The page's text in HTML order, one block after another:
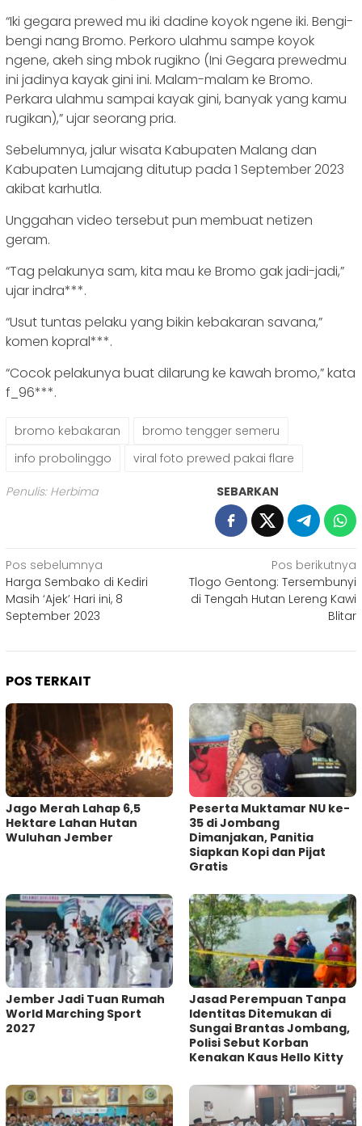
“Iki gegara prewed mu iki dadine koyok ngene iki. Bengi-
bengi nang Bromo. Perkoro ulahmu sampe koyok
ngene, akeh sing mbok rugikno (Ini Gegara prewedmu
ini jadinya kayak gini ini. Malam-malam ke Bromo.
Perkara ulahmu sampai kayak gini, banyak yang kamu
rugikan),” ujar seorang pria.
Sebelumnya, jalur wisata Kabupaten Malang dan
Kabupaten Lumajang ditutup pada 1 September 2023
akibat karhutla.
Unggahan video tersebut pun membuat netizen
geram.
“Tag pelakunya sam, kita mau ke Bromo gak jadi-jadi,”
ujar indra***.
“Usut tuntas pelaku yang bikin kebakaran savana,”
komen kopral***.
“Cocok pelakunya buat dilarung ke kawah bromo,” kata
f_96***.
bromo kebakaran
bromo tengger semeru
info probolinggo
viral foto prewed pakai flare
Penulis: Herbima SEBARKAN
Navigasi
pos
Pos sebelumnya
Harga Sembako di Kediri
Masih ‘Ajek’ Hari ini, 8
September 2023
Pos berikutnya
Tlogo Gentong: Tersembunyi
di Tengah Hutan Lereng Kawi
Blitar
POS TERKAIT
Jago Merah Lahap 6,5
Hektare Lahan Hutan
Wuluhan Jember
Peserta Muktamar NU ke-
35 di Jombang
Dimanjakan, Panitia
Siapkan Kopi dan Pijat
Gratis
Jember Jadi Tuan Rumah
World Marching Sport
2027
Jasad Perempuan Tanpa
Identitas Ditemukan di
Sungai Brantas Jombang,
Polisi Sebut Korban
Kenakan Kaus Hello Kitty